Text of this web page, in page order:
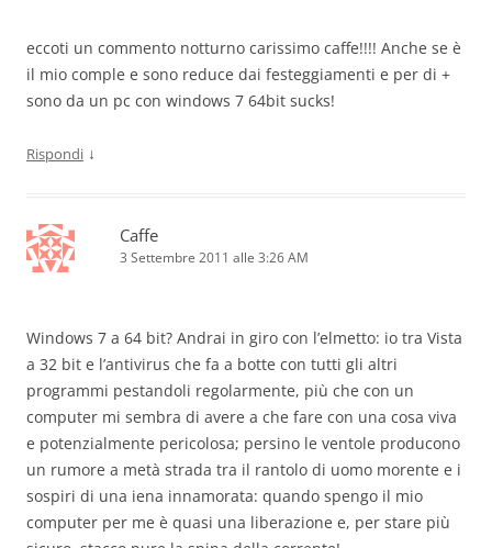
eccoti un commento notturno carissimo caffe!!!! Anche se è
il mio comple e sono reduce dai festeggiamenti e per di +
sono da un pc con windows 7 64bit sucks!
Rispondi ↓
Caffe
3 Settembre 2011 alle 3:26 AM
Windows 7 a 64 bit? Andrai in giro con l’elmetto: io tra Vista
a 32 bit e l’antivirus che fa a botte con tutti gli altri
programmi pestandoli regolarmente, più che con un
computer mi sembra di avere a che fare con una cosa viva
e potenzialmente pericolosa; persino le ventole producono
un rumore a metà strada tra il rantolo di uomo morente e i
sospiri di una iena innamorata: quando spengo il mio
computer per me è quasi una liberazione e, per stare più